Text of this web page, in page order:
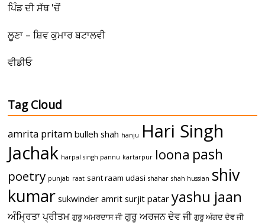
ਪਿੰਡ ਦੀ ਸੱਥ 'ਚੋਂ
ਲੂਣਾ – ਸ਼ਿਵ ਕੁਮਾਰ ਬਟਾਲਵੀ
ਵੀਡੀਓ
Tag Cloud
amrita pritam bulleh shah hanju Hari Singh
Jachak harpal singh pannu kartarpur loona pash
poetry punjab raat sant raam udasi shahar shah hussian shiv
kumar sukwinder amrit surjit patar yashu jaan
ਅੰਮ੍ਰਿਤਾ ਪ੍ਰੀਤਮ ਗੁਰੂ ਅਮਰਦਾਸ ਜੀ ਗੁਰੂ ਅਰਜਨ ਦੇਵ ਜੀ ਗੁਰੂ ਅੰਗਦ ਦੇਵ ਜੀ